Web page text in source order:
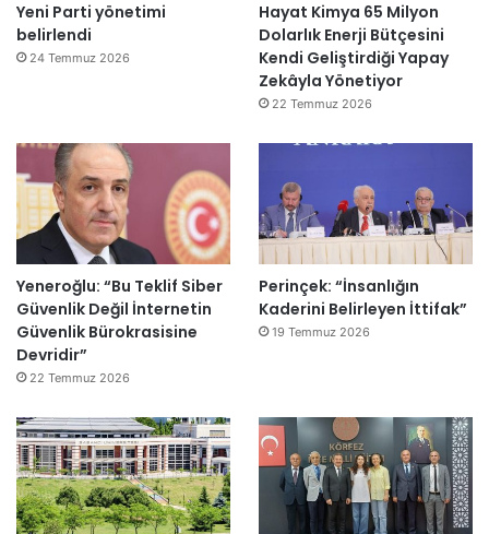
Yeni Parti yönetimi
belirlendi
24 Temmuz 2026
Hayat Kimya 65 Milyon
Dolarlık Enerji Bütçesini
Kendi Geliştirdiği Yapay
Zekâyla Yönetiyor
22 Temmuz 2026
Yeneroğlu: “Bu Teklif Siber
Güvenlik Değil İnternetin
Güvenlik Bürokrasisine
Devridir”
22 Temmuz 2026
Perinçek: “İnsanlığın
Kaderini Belirleyen İttifak”
19 Temmuz 2026